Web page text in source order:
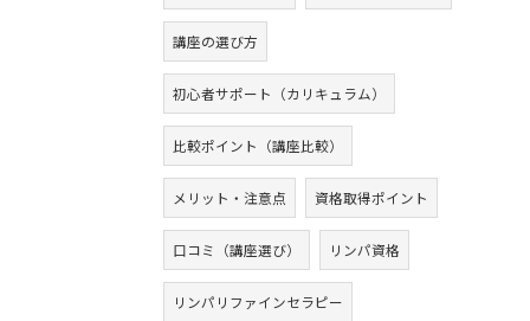
講座の選び方
初心者サポート（カリキュラム）
比較ポイント（講座比較）
メリット・注意点 資格取得ポイント
口コミ（講座選び） リンパ資格
リンパリファインセラピー